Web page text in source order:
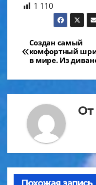
1 110
Навигация
по
Создан самый
комфортный
в мире. Из
От